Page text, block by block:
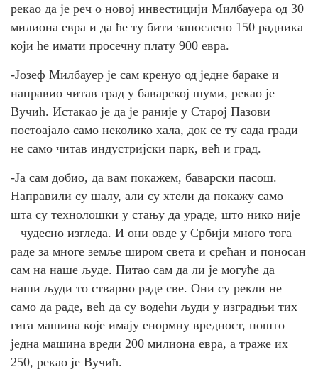
рекао да је реч о новој инвестицији Милбауера од 30
милиона евра и да ће ту бити запослено 150 радника
који ће имати просечну плату 900 евра.
-Јозеф Милбауер је сам кренуо од једне бараке и
направио читав град у баварској шуми, рекао је
Вучић. Истакао је да је раније у Старој Пазови
постоајало само неколико хала, док се ту сада гради
не само читав индустријски парк, већ и град.
-Ја сам добио, да вам покажем, баварски пасош.
Направили су шалу, али су хтели да покажу само
шта су технолошки у стању да ураде, што нико није
– чудесно изгледа. И они овде у Србији много тога
раде за многе земље широм света и срећан и поносан
сам на наше људе. Питао сам да ли је могуће да
наши људи то стварно раде све. Они су рекли не
само да раде, већ да су водећи људи у изградњи тих
гига машина које имају енормну вредност, пошто
једна машина вреди 200 милиона евра, а траже их
250, рекао је Вучић.